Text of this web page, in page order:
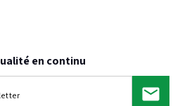
en continu